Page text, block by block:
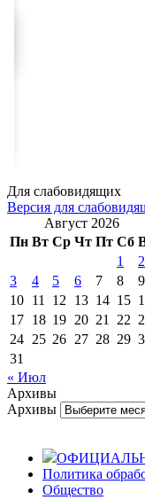
Для слабовидящих
Версия для
Август 2026
Пн Вт Ср Чт Пт Сб
1
2
3
4 5 6 7 8
9
10 11 12 13 14 15
17 18 19 20 21 22
24 25 26 27 28 29
31
« Июл
Архивы
Архивы
Политика
Общество